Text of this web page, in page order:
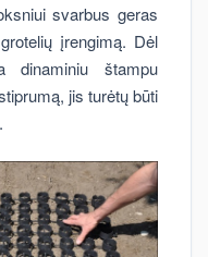
svarbus geras
įrengimą. Dėl
dinaminiu štampu
jis turėtų būti